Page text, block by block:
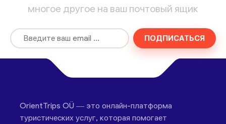
многое другое на ваш почтовый ящик
ПОДПИСАТЬСЯ
OrientTrips OÜ — это онлайн-платформа
туристических услуг, которая помогает